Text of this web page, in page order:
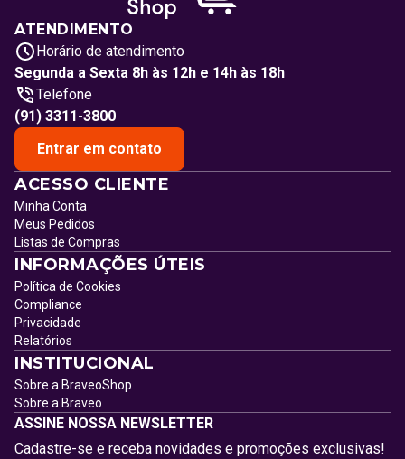
ATENDIMENTO
Horário de atendimento
Segunda a Sexta 8h às 12h e 14h às 18h
Telefone
(91) 3311-3800
Entrar em contato
ACESSO CLIENTE
Minha Conta
Meus Pedidos
Listas de Compras
INFORMAÇÕES ÚTEIS
Política de Cookies
Compliance
Privacidade
Relatórios
INSTITUCIONAL
Sobre a BraveoShop
Sobre a Braveo
ASSINE NOSSA NEWSLETTER
Cadastre-se e receba novidades e promoções exclusivas!